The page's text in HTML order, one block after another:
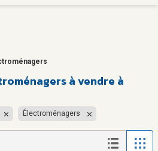
à vendre à
Électroménagers